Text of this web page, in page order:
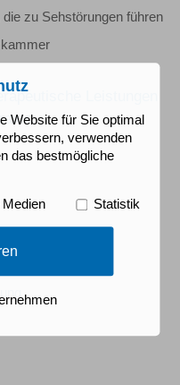
zu Sehstörungen führen
Leistungen
Website für Sie optimal
verwenden
das bestmögliche
Medien Statistik